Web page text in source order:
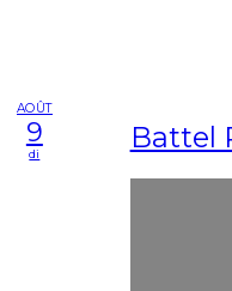
AOÛT
9
di Battel